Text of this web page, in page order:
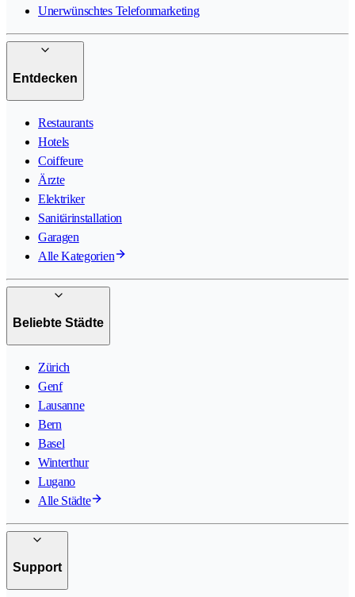
Unerwünschtes Telefonmarketing
Entdecken
Restaurants
Hotels
Coiffeure
Ärzte
Elektriker
Sanitärinstallation
Garagen
Alle Kategorien
Beliebte Städte
Zürich
Genf
Lausanne
Bern
Basel
Winterthur
Lugano
Alle Städte
Support